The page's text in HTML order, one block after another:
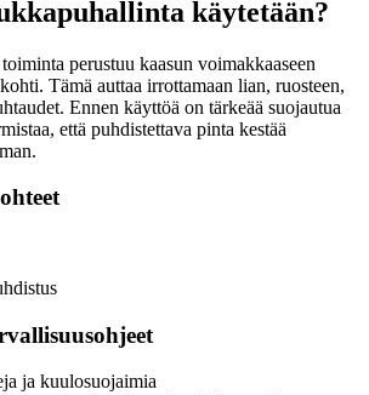
käytetään?
perustuu kaasun voimakkaaseen
Tämä auttaa irrottamaan lian, ruosteen,
Ennen käyttöä on tärkeää suojautua
että puhdistettava pinta kestää
ja kuulosuojaimia